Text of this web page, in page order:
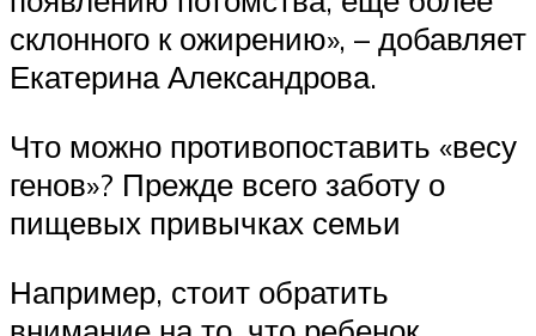
склонного к ожирению», – добавляет
Екатерина Александрова.
Что можно противопоставить «весу
генов»? Прежде всего заботу о
пищевых привычках семьи
Например, стоит обратить